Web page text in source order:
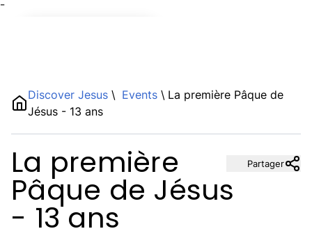
¯
Discover Jesus \ Events \ La première Pâque de
Jésus - 13 ans
La première
Pâque de Jésus
- 13 ans
Partager
Description